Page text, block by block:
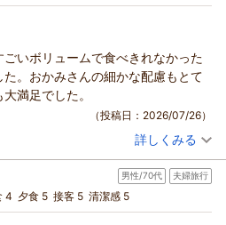
いボリュームで食べきれなかった
。おかみさんの細かな配慮もとて
満足でした。
（投稿日：2026/07/26）
40代)
付】お得に津和野を観光プラン♪
和室
一人あたり/税込)
詳しくみる
男性/70代 夫婦旅行
4 夕食 5 接客 5 清潔感 5